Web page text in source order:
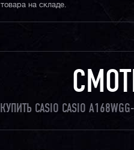
товара на складе.
КУПИТЬ CASIO CASIO